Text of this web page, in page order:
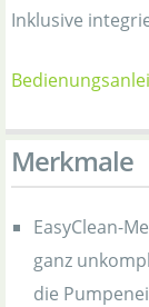
Inklusive
Merkmale
EasyClean-
ganz
die